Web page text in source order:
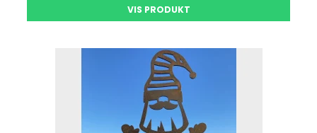
VIS PRODUKT